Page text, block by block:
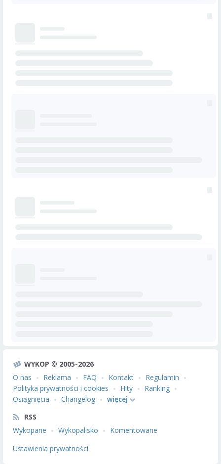
WYKOP © 2005-2026
O nas
Reklama FAQ Kontakt
Regulamin
Polityka prywatności i cookies
Hity
Ranking
Osiągnięcia
Changelog
więcej
RSS
Wykopane
Wykopalisko
Komentowane
Ustawienia prywatności